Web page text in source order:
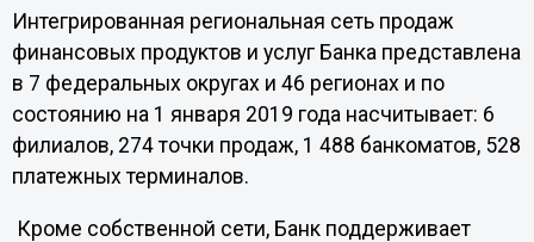
Интегрированная региональная сеть продаж
финансовых продуктов и услуг Банка представлена
в 7 федеральных округах и 46 регионах и по
состоянию на 1 января 2019 года насчитывает: 6
филиалов, 274 точки продаж, 1 488 банкоматов, 528
платежных терминалов.
Кроме собственной сети, Банк поддерживает